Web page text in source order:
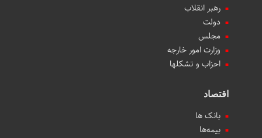
رهبر انقلاب
دولت
مجلس
وزارت امور خارجه
احزاب و تشکلها
اقتصاد
بانک ها
بیمه‌ها